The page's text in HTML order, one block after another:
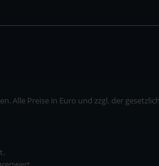
Alle Preise in Euro und zzgl. der